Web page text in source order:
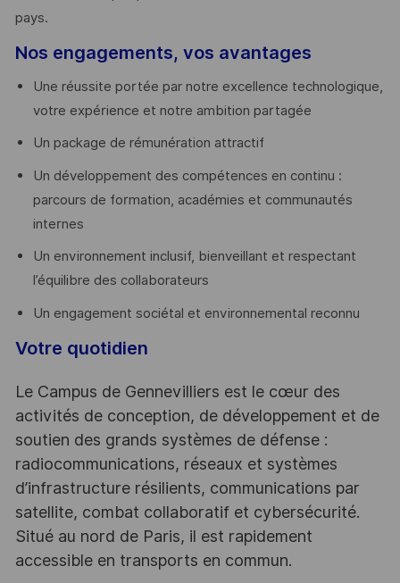
pays. ​
Nos engagements, vos avantages
Une réussite portée par notre excellence technologique,
votre expérience et notre ambition partagée
Un package de rémunération attractif
Un développement des compétences en continu :
parcours de formation, académies et communautés
internes
Un environnement inclusif, bienveillant et respectant
l’équilibre des collaborateurs
Un engagement sociétal et environnemental reconnu
Votre quotidien
Le Campus de Gennevilliers est le cœur des
activités de conception, de développement et de
soutien des grands systèmes de défense :
radiocommunications, réseaux et systèmes
d’infrastructure résilients, communications par
satellite, combat collaboratif et cybersécurité.
Situé au nord de Paris, il est rapidement
accessible en transports en commun.